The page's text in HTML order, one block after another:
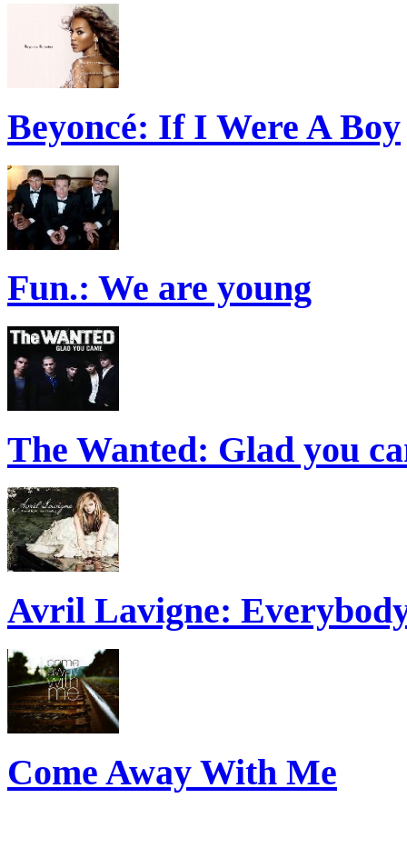
Beyoncé: If I Were A Boy
Fun.: We are young
The Wanted: Glad you
Avril Lavigne:
Come Away With Me